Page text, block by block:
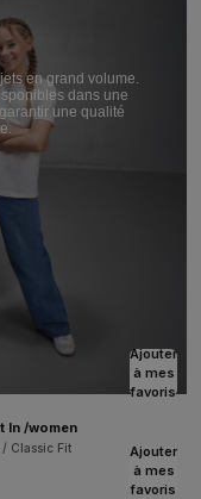
en grand volume.
dans une
une qualité
Ajouter
à mes
favoris
In /women
Classic Fit
Ajouter
à mes
favoris